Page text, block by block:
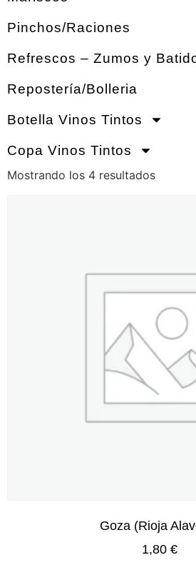
Pinchos/Raciones
Refrescos – Zumos y
Repostería/Bolleria
Botella Vinos Tintos
Copa Vinos Tintos
Mostrando los 4 resultados
Goza (Rioja
1,80 €